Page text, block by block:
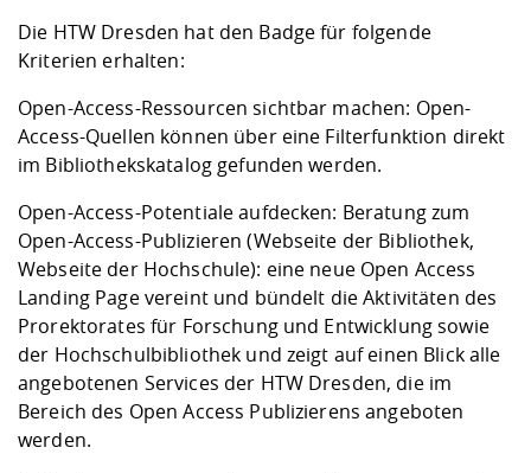
Die HTW Dresden hat den Badge für folgende
Kriterien erhalten:
Open-Access-Ressourcen sichtbar machen: Open-
Access-Quellen können über eine Filterfunktion direkt
im Bibliothekskatalog gefunden werden.
Open-Access-Potentiale aufdecken: Beratung zum
Open-Access-Publizieren (Webseite der Bibliothek,
Webseite der Hochschule): eine neue Open Access
Landing Page vereint und bündelt die Aktivitäten des
Prorektorates für Forschung und Entwicklung sowie
der Hochschulbibliothek und zeigt auf einen Blick alle
angebotenen Services der HTW Dresden, die im
Bereich des Open Access Publizierens angeboten
werden.